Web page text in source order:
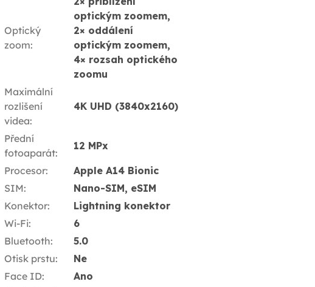
Optický
zoom:
optickým zoomem,
2× oddálení
optickým zoomem,
4× rozsah optického
zoomu
Maximální
rozlišení
videa:
4K UHD (3840x2160)
Přední
fotoaparát:
12 MPx
Procesor:
Apple A14 Bionic
SIM:
Nano-SIM, eSIM
Konektor:
Lightning konektor
Wi-Fi:
6
Bluetooth:
5.0
Otisk prstu:
Ne
Face ID:
Ano